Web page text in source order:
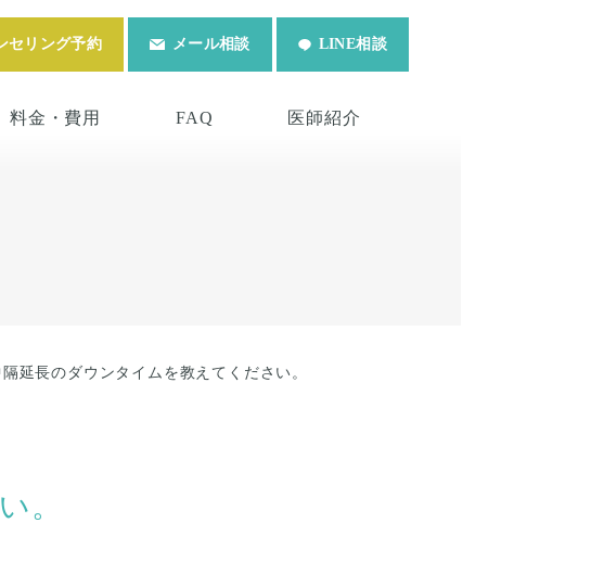
セリング予約 メール相談 LINE相談
料金・費用 FAQ 医師紹介
延長のダウンタイムを教えてください。
。